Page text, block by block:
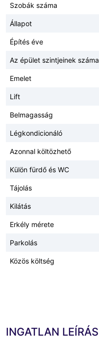
Szobák száma
Állapot
Építés éve
Az épület szintjeinek száma
Emelet
Lift
Belmagasság
Légkondicionáló
Azonnal költözhető
Külön fürdő és WC
Tájolás
Kilátás
Erkély mérete
Parkolás
Közös költség
INGATLAN LEÍRÁS